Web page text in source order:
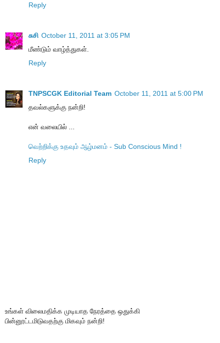
Reply
சுசி October 11, 2011 at 3:05 PM
மீண்டும் வாழ்த்துகள்.
Reply
TNPSCGK Editorial Team October 11, 2011 at 5:00 PM
தவல்களுக்கு நன்றி!
என் வலையில் ...
வெற்றிக்கு உதவும் ஆழ்மனம் - Sub Conscious Mind !
Reply
உங்கள் விலைமதிக்க முடியாத நேரத்தை ஒதுக்கி
பின்னூட்டமிடுவதற்கு மிகவும் நன்றி!